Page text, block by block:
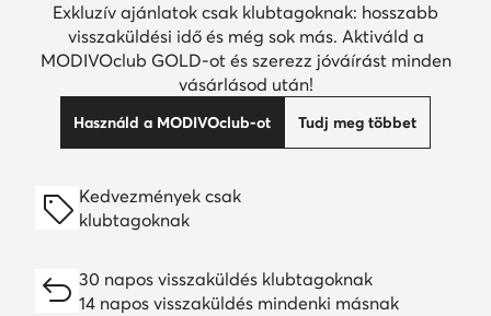
Exkluzív ajánlatok csak klubtagoknak: hosszabb
visszaküldési idő és még sok más. Aktiváld a
MODIVOclub GOLD-ot és szerezz jóváírást minden
vásárlásod után!
Használd a MODIVOclub-ot Tudj meg többet
Kedvezmények csak
klubtagoknak
30 napos visszaküldés klubtagoknak
14 napos visszaküldés mindenki másnak